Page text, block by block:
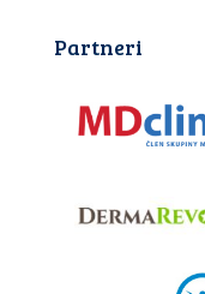
Partneri